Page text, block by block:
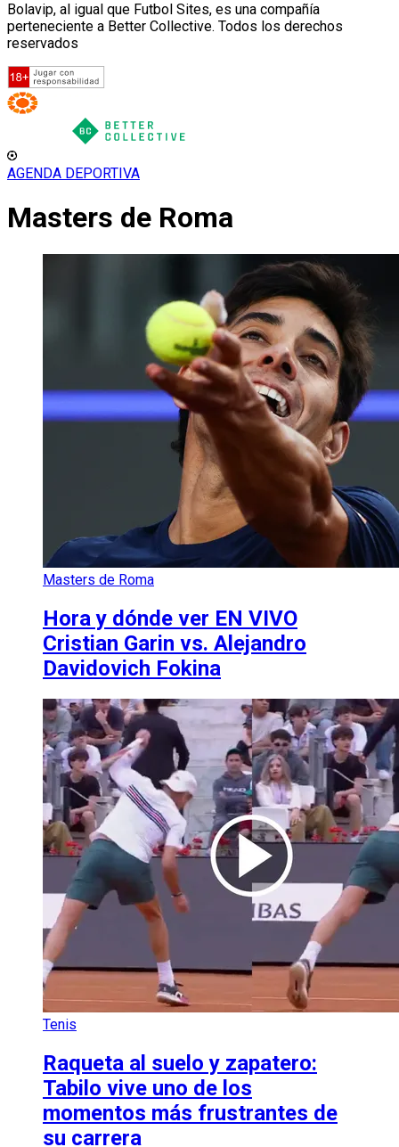
Bolavip, al igual que Futbol Sites, es una compañía
perteneciente a Better Collective. Todos los derechos
reservados
AGENDA DEPORTIVA
Masters de Roma
Masters de Roma
Hora y dónde ver EN VIVO
Cristian Garin vs. Alejandro
Davidovich Fokina
Tenis
Raqueta al suelo y zapatero:
Tabilo vive uno de los
momentos más frustrantes de
su carrera